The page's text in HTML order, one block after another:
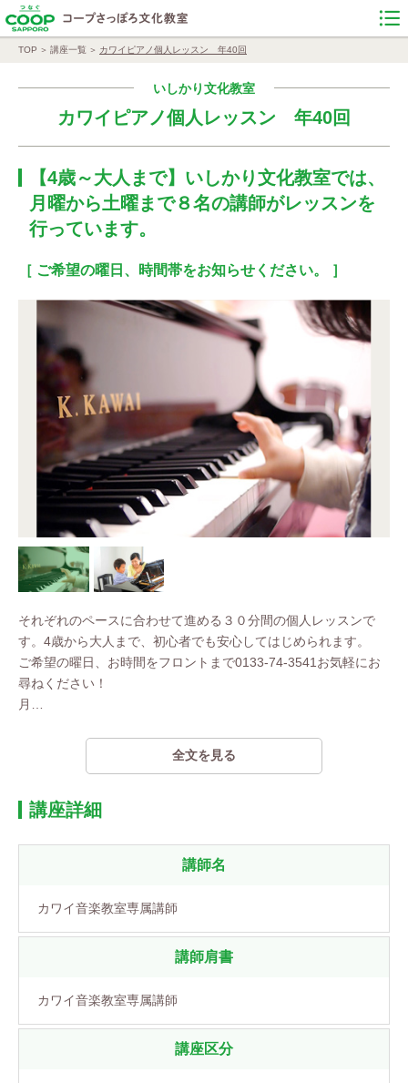
TOP 講座一覧 カワイピアノ個人レッスン 年40回
いしかり文化教室
カワイピアノ個人レッスン 年40回
【4歳～大人まで】いしかり文化教室では、
月曜から土曜まで８名の講師がレッスンを
行っています。
［ ご希望の曜日、時間帯をお知らせください。 ］
それぞれのペースに合わせて進める３０分間の個人レッスンで
す。4歳から大人まで、初心者でも安心してはじめられます。
ご希望の曜日、お時間をフロントまで0133-74-3541お気軽にお
尋ねください！
月
全文を見る
講座詳細
講師名
カワイ音楽教室専属講師
講師肩書
カワイ音楽教室専属講師
講座区分